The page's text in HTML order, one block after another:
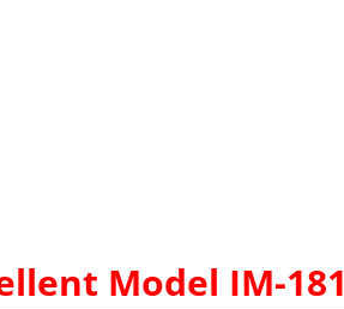
Model IM-181